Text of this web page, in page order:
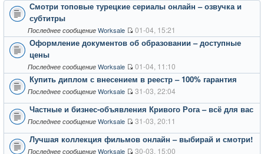
Смотри топовые турецкие сериалы онлайн – озвучка и
субтитры
Последнее сообщение Worksale 01-04, 15:21
Оформление документов об образовании – доступные
цены
Последнее сообщение Worksale 01-04, 11:10
Купить диплом с внесением в реестр – 100% гарантия
Последнее сообщение Worksale 31-03, 22:04
Частные и бизнес-объявления Кривого Рога – всё для вас
Последнее сообщение Worksale 31-03, 20:11
Лучшая коллекция фильмов онлайн – выбирай и смотри!
Последнее сообщение Worksale 30-03, 15:00